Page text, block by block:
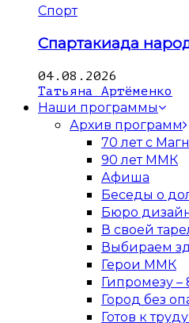
Спорт
Спартакиада
04.08.2026
Татьяна Артёменко
Наши программы
Архив программ
70 лет с
90 лет ММК
Афиша
Беседы о
Бюро
В своей
Выбираем
Герои ММК
Гипромезу –
Город без
Готов к